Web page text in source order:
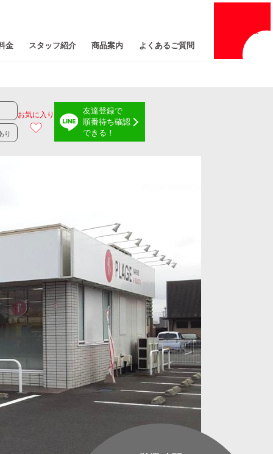
情報
金 スタッフ紹介 商品案内 よくあるご質問
り
お気に入り
友達登録で
順番待ち確認
できる！